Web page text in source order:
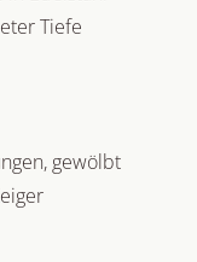
Tiefe
gewölbt